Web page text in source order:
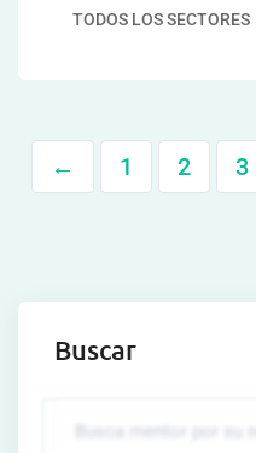
TODOS LOS SECTORES
← 1 2 3
Buscar